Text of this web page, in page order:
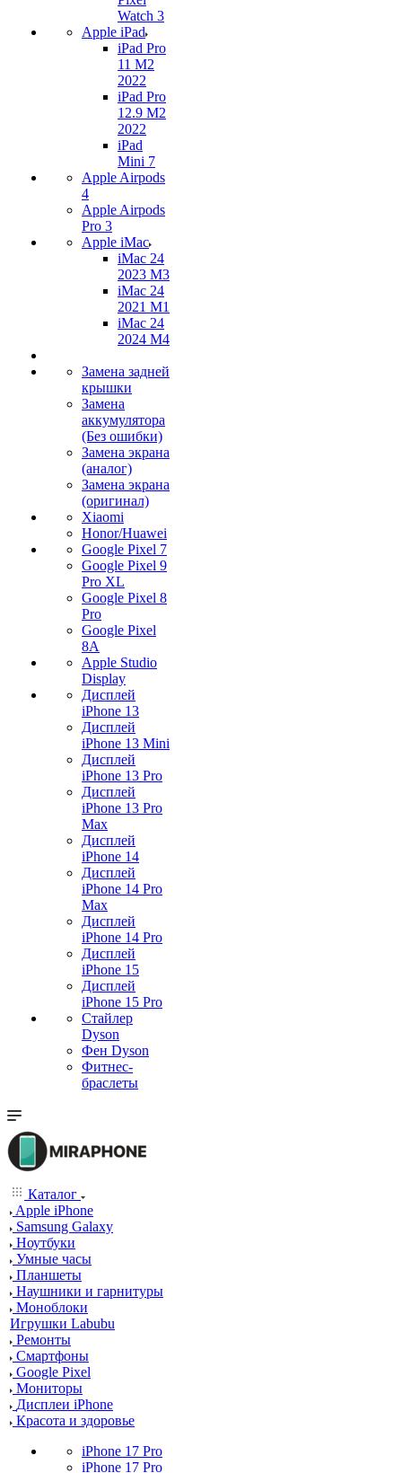
Watch 3
Apple iPad
iPad Pro
11 M2
2022
iPad Pro
12.9 M2
2022
iPad
Mini 7
Apple Airpods
4
Apple Airpods
Pro 3
Apple iMac
iMac 24
2023 M3
iMac 24
2021 M1
iMac 24
2024 M4
Замена задней
крышки
Замена
аккумулятора
(Без ошибки)
Замена экрана
(аналог)
Замена экрана
(оригинал)
Xiaomi
Honor/Huawei
Google Pixel 7
Google Pixel 9
Pro XL
Google Pixel 8
Pro
Google Pixel
8A
Apple Studio
Display
Дисплей
iPhone 13
Дисплей
iPhone 13 Mini
Дисплей
iPhone 13 Pro
Дисплей
iPhone 13 Pro
Max
Дисплей
iPhone 14
Дисплей
iPhone 14 Pro
Max
Дисплей
iPhone 14 Pro
Дисплей
iPhone 15
Дисплей
iPhone 15 Pro
Стайлер
Dyson
Фен Dyson
Фитнес-
браслеты
Каталог
Apple iPhone
Samsung Galaxy
Ноутбуки
Умные часы
Планшеты
Наушники и гарнитуры
Моноблоки
Игрушки Labubu
Ремонты
Смартфоны
Google Pixel
Мониторы
Дисплеи iPhone
Красота и здоровье
iPhone 17 Pro
iPhone 17 Pro